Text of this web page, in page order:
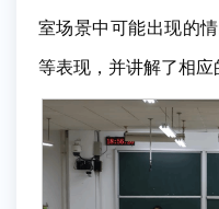
室场景中可能出现的
等表现，并讲解了相应